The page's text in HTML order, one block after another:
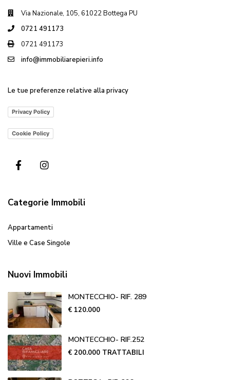
Via Nazionale, 105, 61022 Bottega PU
0721 491173
0721 491173
info@immobiliarepieri.info
Le tue preferenze relative alla privacy
Privacy Policy
Cookie Policy
Categorie Immobili
Appartamenti
Ville e Case Singole
Nuovi Immobili
MONTECCHIO- RIF. 289
€ 120.000
MONTECCHIO- RIF.252
€ 200.000 TRATTABILI